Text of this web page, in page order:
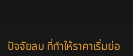
ปัจจัยลบ ที่ทำให้ราคาเริ่มย่อ